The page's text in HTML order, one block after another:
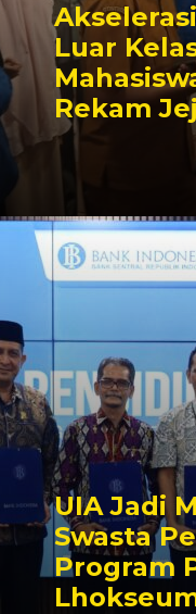
Luar
Rekam
UIA Jadi
Swasta
Program